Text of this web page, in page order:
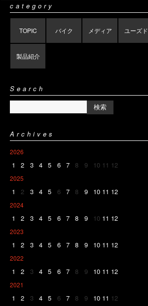
category
TOPIC バイク メディア ユーズド
製品紹介
Search
Archives
2026
1 2 3 4 5 6 7 8 9 10 11 12
2025
1 2 3 4 5 6 7 8 9 10 11 12
2024
1 2 3 4 5 6 7 8 9 10 11 12
2023
1 2 3 4 5 6 7 8 9 10 11 12
2022
1 2 3 4 5 6 7 8 9 10 11 12
2021
1 2 3 4 5 6 7 8 9 10 11 12